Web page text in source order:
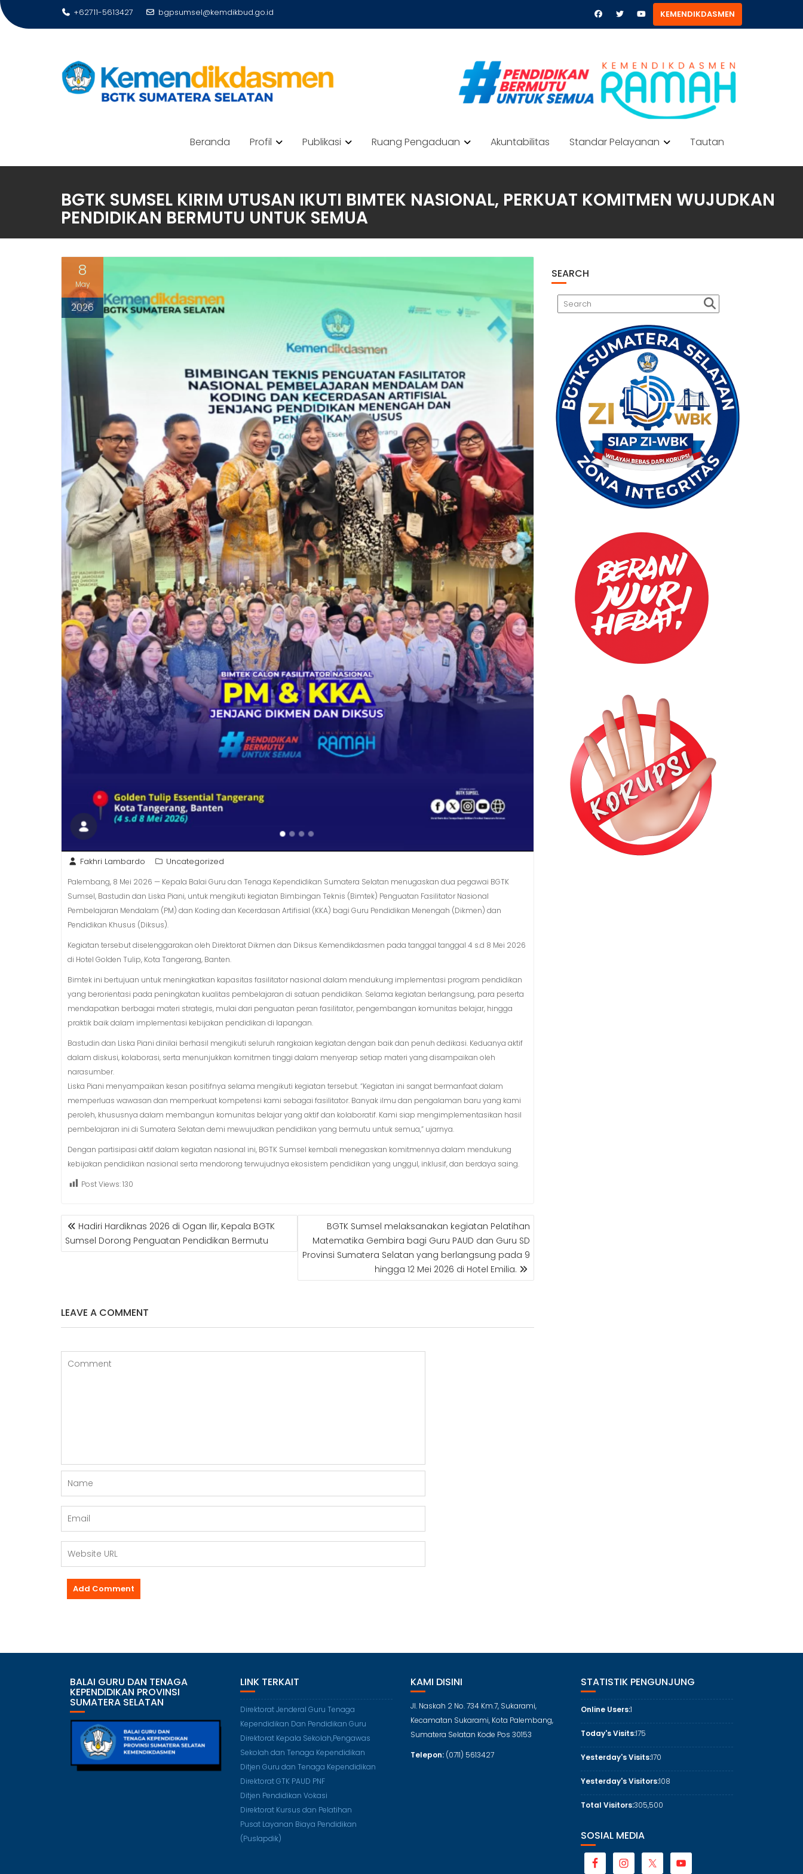
Skip
to
+62711-5613427 bgpsumsel@kemdikbud.go.id KEMENDIKDASMEN
Beranda Profil Publikasi Ruang Pengaduan Akuntabilitas Standar Pelayanan Tautan
BGTK SUMSEL KIRIM UTUSAN IKUTI BIMTEK NASIONAL, PERKUAT KOMITMEN WUJUDKAN
PENDIDIKAN BERMUTU UNTUK SEMUA
8
May
2026
Fakhri Lambardo Uncategorized
Palembang, 8 Mei 2026 — Kepala Balai Guru dan Tenaga Kependidikan Sumatera Selatan menugaskan dua pegawai BGTK
Sumsel, Bastudin dan Liska Piani, untuk mengikuti kegiatan Bimbingan Teknis (Bimtek) Penguatan Fasilitator Nasional
Pembelajaran Mendalam (PM) dan Koding dan Kecerdasan Artifisial (KKA) bagi Guru Pendidikan Menengah (Dikmen) dan
Pendidikan Khusus (Diksus).
Kegiatan tersebut diselenggarakan oleh Direktorat Dikmen dan Diksus Kemendikdasmen pada tanggal tanggal 4 s.d 8 Mei 2026
di Hotel Golden Tulip, Kota Tangerang, Banten.
Bimtek ini bertujuan untuk meningkatkan kapasitas fasilitator nasional dalam mendukung implementasi program pendidikan
yang berorientasi pada peningkatan kualitas pembelajaran di satuan pendidikan. Selama kegiatan berlangsung, para peserta
mendapatkan berbagai materi strategis, mulai dari penguatan peran fasilitator, pengembangan komunitas belajar, hingga
praktik baik dalam implementasi kebijakan pendidikan di lapangan.
Bastudin dan Liska Piani dinilai berhasil mengikuti seluruh rangkaian kegiatan dengan baik dan penuh dedikasi. Keduanya aktif
dalam diskusi, kolaborasi, serta menunjukkan komitmen tinggi dalam menyerap setiap materi yang disampaikan oleh
narasumber.
Liska Piani menyampaikan kesan positifnya selama mengikuti kegiatan tersebut. “Kegiatan ini sangat bermanfaat dalam
memperluas wawasan dan memperkuat kompetensi kami sebagai fasilitator. Banyak ilmu dan pengalaman baru yang kami
peroleh, khususnya dalam membangun komunitas belajar yang aktif dan kolaboratif. Kami siap mengimplementasikan hasil
pembelajaran ini di Sumatera Selatan demi mewujudkan pendidikan yang bermutu untuk semua,” ujarnya.
Dengan partisipasi aktif dalam kegiatan nasional ini, BGTK Sumsel kembali menegaskan komitmennya dalam mendukung
kebijakan pendidikan nasional serta mendorong terwujudnya ekosistem pendidikan yang unggul, inklusif, dan berdaya saing.
Post Views:130
POST
NAVIGATION
Hadiri Hardiknas 2026 di Ogan Ilir, Kepala BGTK
Sumsel Dorong Penguatan Pendidikan Bermutu
BGTK Sumsel melaksanakan kegiatan Pelatihan
Matematika Gembira bagi Guru PAUD dan Guru SD
Provinsi Sumatera Selatan yang berlangsung pada 9
hingga 12 Mei 2026 di Hotel Emilia.
LEAVE A COMMENT
SEARCH
BALAI GURU DAN TENAGA
KEPENDIDIKAN PROVINSI
SUMATERA SELATAN
LINK TERKAIT
Direktorat Jenderal Guru Tenaga
Kependidikan Dan Pendidikan Guru
Direktorat Kepala Sekolah,Pengawas
Sekolah dan Tenaga Kependidikan
Ditjen Guru dan Tenaga Kependidikan
Direktorat GTK PAUD PNF
Ditjen Pendidikan Vokasi
Direktorat Kursus dan Pelatihan
Pusat Layanan Biaya Pendidikan
(Puslapdik)
KAMI DISINI
Jl. Naskah 2 No. 734 Km.7, Sukarami,
Kecamatan Sukarami, Kota Palembang,
Sumatera Selatan Kode Pos 30153
Telepon: (0711) 5613427
STATISTIK PENGUNJUNG
Online Users:1
Today's Visits:175
Yesterday's Visits:170
Yesterday's Visitors:108
Total Visitors:305,500
SOSIAL MEDIA